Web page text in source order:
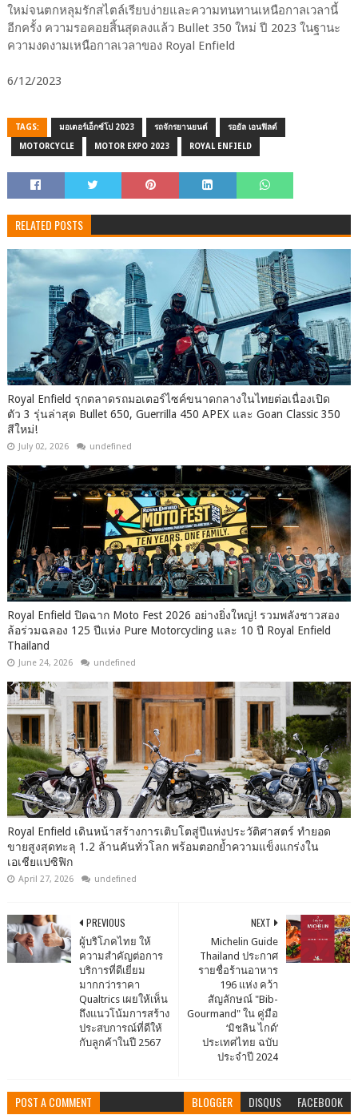
ใหม่จนตกหลุมรักสไตล์เรียบง่ายและความทนทานเหนือกาลเวลานี้
อีกครั้ง ความรอคอยสิ้นสุดลงแล้ว Bullet 350 ใหม่ ปี 2023 ในฐานะ
ความงดงามเหนือกาลเวลาของ Royal Enfield
6/12/2023
TAGS: มอเตอร์เอ็กซ์โป 2023 รถจักรยานยนต์ รอยัล เอนฟิลด์
MOTORCYCLE MOTOR EXPO 2023 ROYAL ENFIELD
RELATED POSTS
Royal Enfield รุกตลาดรถมอเตอร์ไซค์ขนาดกลางในไทยต่อเนื่องเปิด
ตัว 3 รุ่นล่าสุด Bullet 650, Guerrilla 450 APEX และ Goan Classic 350
สีใหม่!
July 02, 2026 undefined
Royal Enfield ปิดฉาก Moto Fest 2026 อย่างยิ่งใหญ่! รวมพลังชาวสอง
ล้อร่วมฉลอง 125 ปีแห่ง Pure Motorcycling และ 10 ปี Royal Enfield
Thailand
June 24, 2026 undefined
Royal Enfield เดินหน้าสร้างการเติบโตสู่ปีแห่งประวัติศาสตร์ ทำยอด
ขายสูงสุดทะลุ 1.2 ล้านคันทั่วโลก พร้อมตอกย้ำความแข็งแกร่งใน
เอเชียแปซิฟิก
April 27, 2026 undefined
NEXT
Michelin Guide
Thailand ประกาศ
รายชื่อร้านอาหาร
196 แห่ง คว้า
สัญลักษณ์ "Bib-
Gourmand" ใน คู่มือ
‘มิชลิน ไกด์’
ประเทศไทย ฉบับ
ประจำปี 2024
PREVIOUS
ผู้บริโภคไทย ให้
ความสำคัญต่อการ
บริการที่ดีเยี่ยม
มากกว่าราคา
Qualtrics เผยให้เห็น
ถึงแนวโน้มการสร้าง
ประสบการณ์ที่ดีให้
กับลูกค้าในปี 2567
POST A COMMENT BLOGGER DISQUS FACEBOOK